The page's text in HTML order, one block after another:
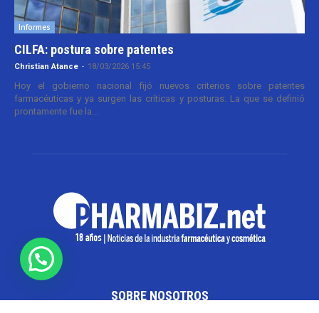
Informes
CILFA: postura sobre patentes
Christian Atance - 18/03/2026 15:45
Hoy el gobierno nacional fijó nuevos criterios sobre patentes
farmacéuticas y ya surgen las críticas y posturas. La que se definió
prontamente fue la...
SOBRE NOSOTROS